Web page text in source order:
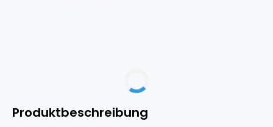
Produktbeschreibung